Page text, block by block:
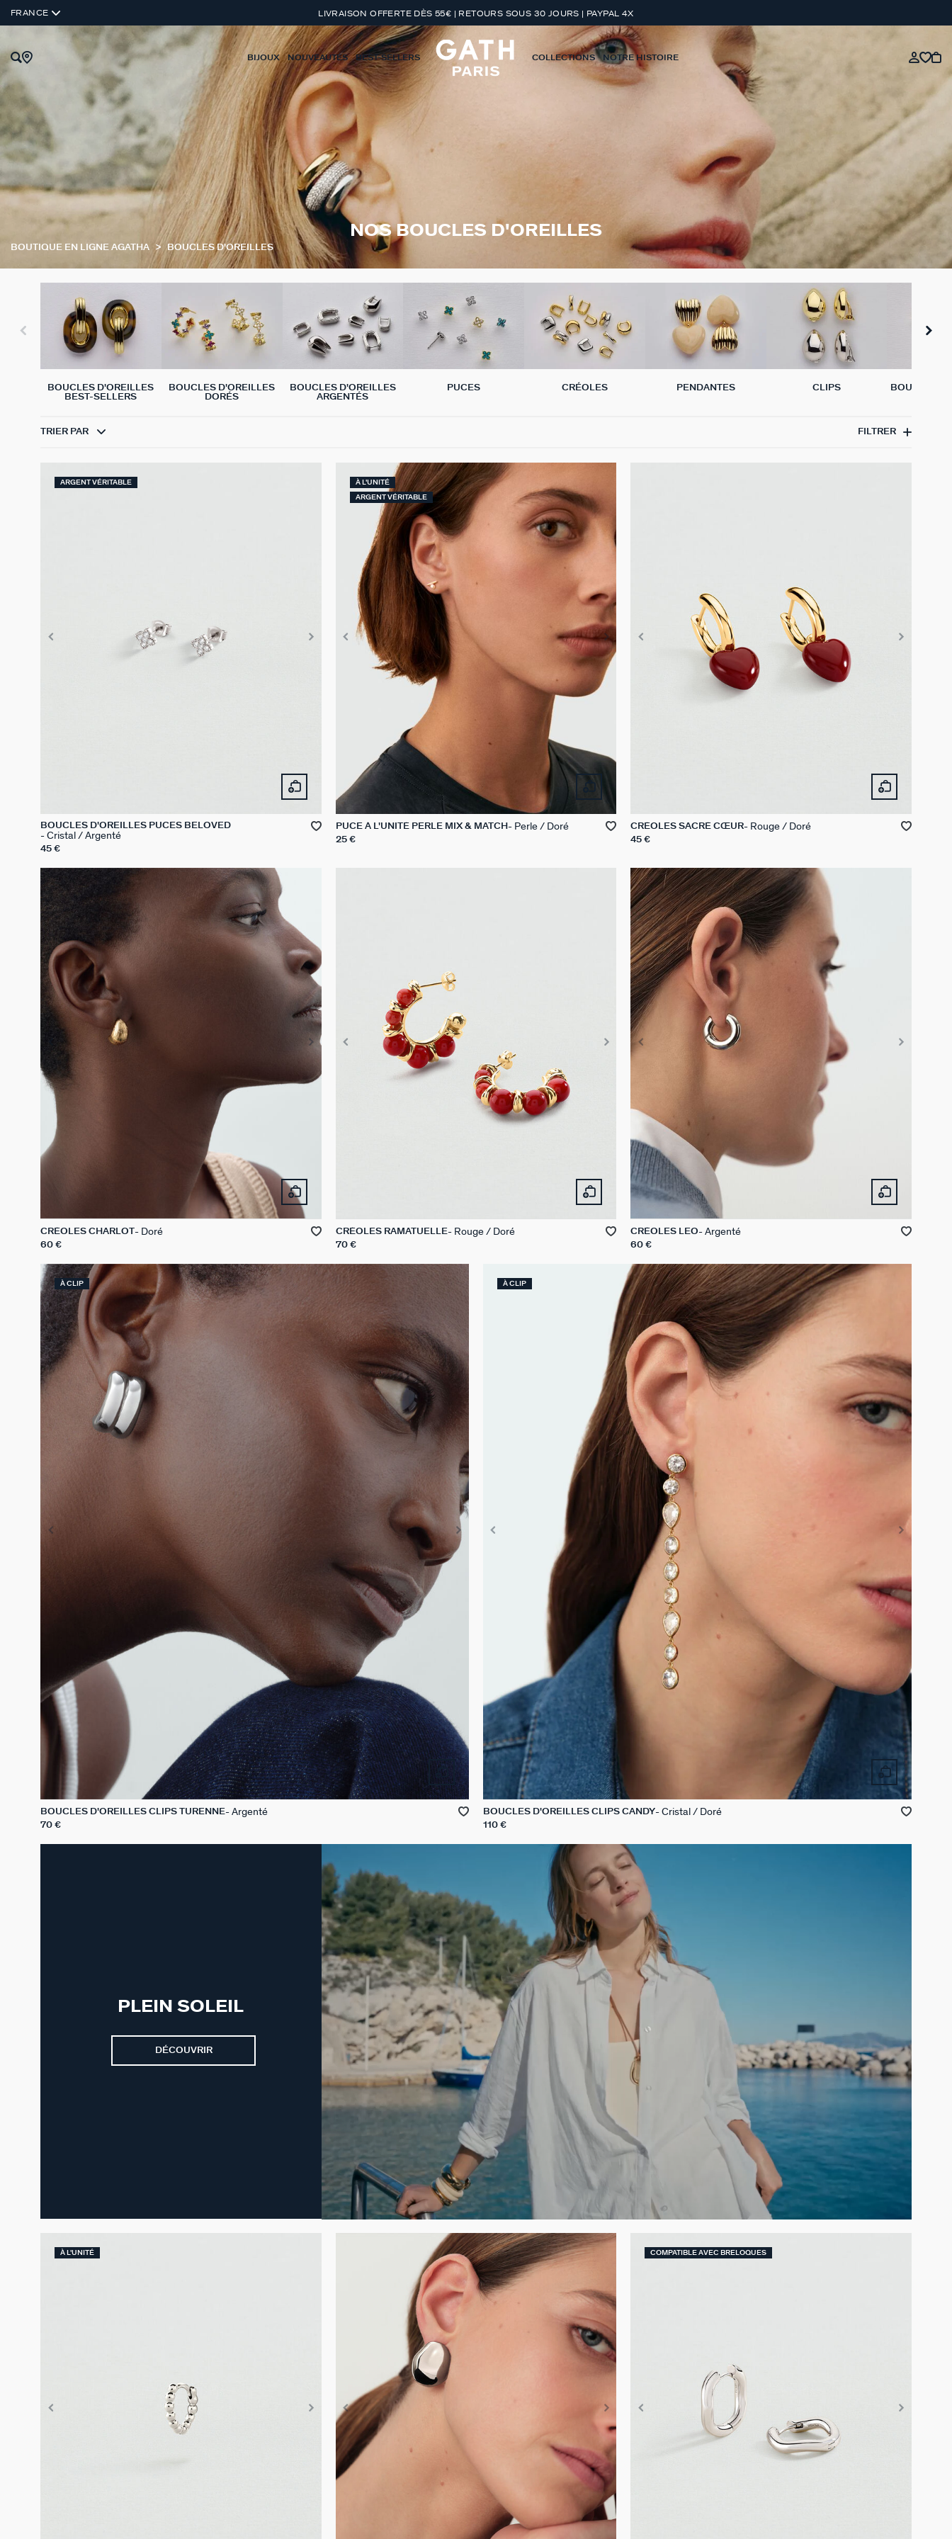
FRANCE LIVRAISON OFFERTE DÈS 55€ | RETOURS SOUS 30 JOURS | PAYPAL 4X
BIJOUX NOUVEAUTÉS BEST-SELLERS COLLECTIONS NOTRE HISTOIRE
NOS BOUCLES D'OREILLES
BOUCLES D'OREILLES
BEST-SELLERS
BOUCLES D'OREILLES
DORÉS
BOUCLES D'OREILLES
ARGENTÉS
PUCES CRÉOLES PENDANTES CLIPS
BOUCLES
BOUTIQUE EN LIGNE AGATHA BOUCLES D'OREILLES
TRIER PAR FILTRER
ARGENT VÉRITABLE
BOUCLES D'OREILLES PUCES BELOVED
Cristal / Argenté
45 €
À L'UNITÉ
ARGENT VÉRITABLE
PUCE À L'UNITÉ PERLE MIX & MATCH Perle / Doré
25 €
CRÉOLES SACRÉ CŒUR Rouge / Doré
45 €
CRÉOLES CHARLOT Doré
60 €
CRÉOLES RAMATUELLE Rouge / Doré
70 €
CRÉOLES LEO Argenté
60 €
À CLIP
BOUCLES D'OREILLES CLIPS TURENNE Argenté
70 €
À CLIP
BOUCLES D'OREILLES CLIPS CANDY Cristal / Doré
110 €
PLEIN SOLEIL
DÉCOUVRIR
À L'UNITÉ COMPATIBLE AVEC BRELOQUES